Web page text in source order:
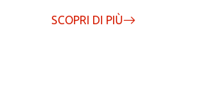
SCOPRI DI PIÙ